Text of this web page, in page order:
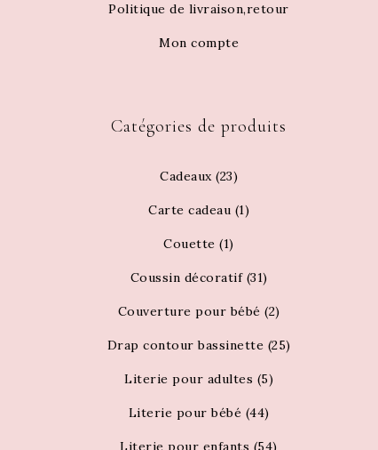
Politique de livraison,retour
Mon compte
Catégories de produits
Cadeaux (23)
Carte cadeau (1)
Couette (1)
Coussin décoratif (31)
Couverture pour bébé (2)
Drap contour bassinette (25)
Literie pour adultes (5)
Literie pour bébé (44)